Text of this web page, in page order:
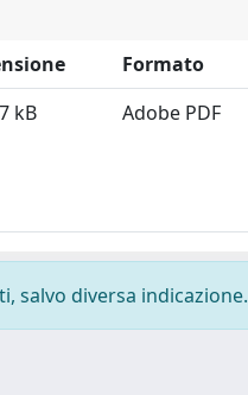
Formato
kB Adobe PDF
salvo diversa indicazione.